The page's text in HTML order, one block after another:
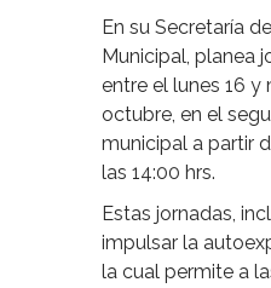
En su Secretaría
Municipal, planea
entre el lunes 16 y
octubre, en el
municipal a partir
las 14:00 hrs.
Estas jornadas,
impulsar la
la cual permite a